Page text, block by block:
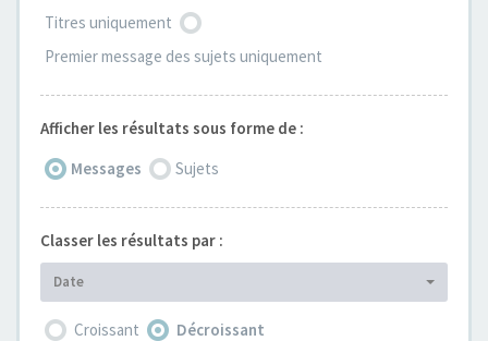
Titres uniquement
Premier message des sujets uniquement
Afficher les résultats sous forme de :
Messages
Sujets
Classer les résultats par :
Date
Croissant Décroissant